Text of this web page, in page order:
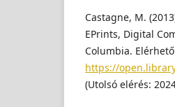
Castagne, M.
EPrints, Digital
Columbia.
https://
(Utolsó elérés: